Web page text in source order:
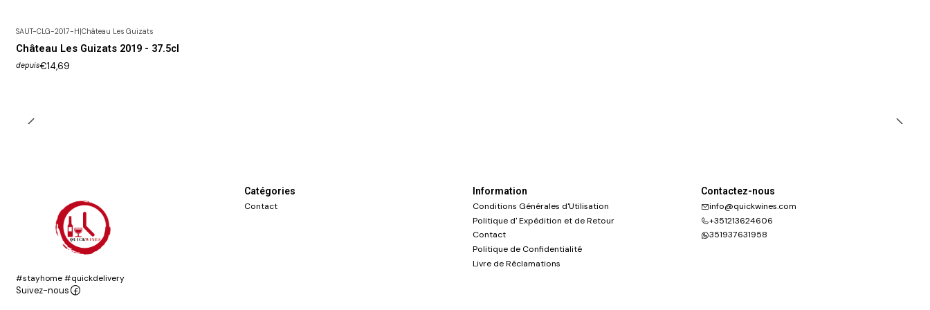
SAUT-CLG-2017-H Château Les Guizats
Château Les Guizats 2019 - 37.5cl
depuis€14,69
#stayhome #quickdelivery
Suivez-nous
Catégories
Contact
Information
Conditions Générales d'Utilisation
Politique d' Expédition et de Retour
Contact
Politique de Confidentialité
Livre de Réclamations
Contactez-nous
info@quickwines.com
+351213624606
351937631958